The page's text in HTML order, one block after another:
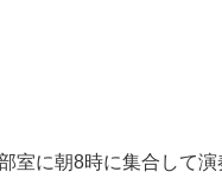
室に朝8時に集合して